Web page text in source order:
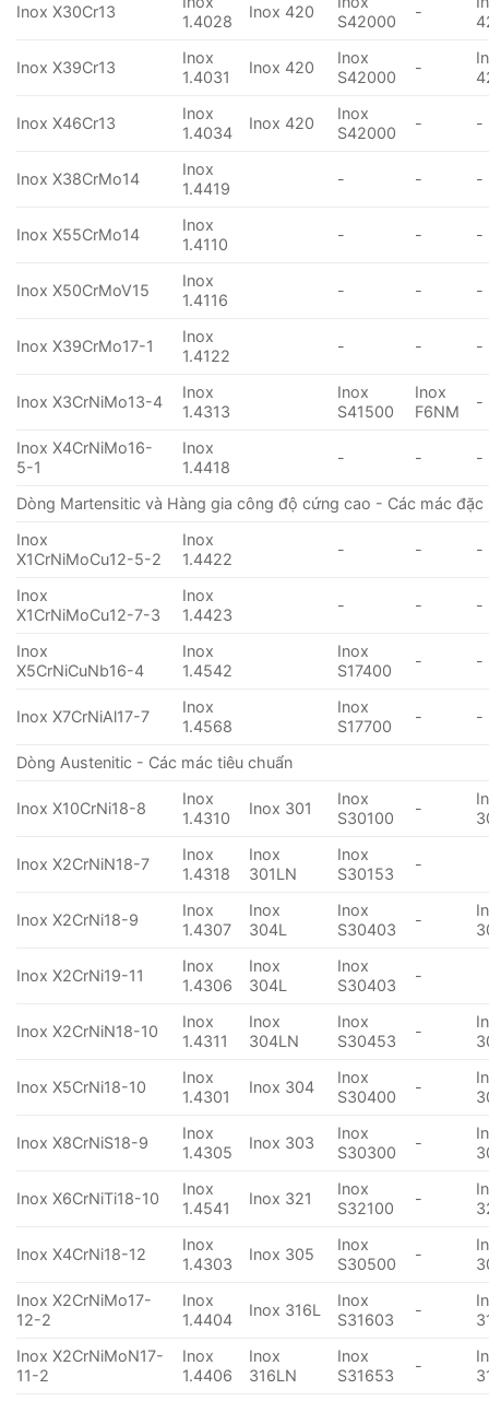
Inox X30Cr13
1.4028
Inox 420
S42000
-
Inox X39Cr13
Inox
1.4031
Inox 420
Inox
S42000
-
Inox X46Cr13
Inox
1.4034
Inox 420
Inox
S42000
- -
Inox X38CrMo14
Inox
1.4419
- - -
Inox X55CrMo14
Inox
1.4110
- - -
Inox X50CrMoV15
Inox
1.4116
- - -
Inox X39CrMo17-1
Inox
1.4122
- - -
Inox X3CrNiMo13-4
Inox
1.4313
Inox
S41500
Inox
F6NM
-
Inox X4CrNiMo16-
5-1
Inox
1.4418
- - -
Dòng Martensitic và Hàng gia công độ cứng cao - Các mác đặc
Inox
X1CrNiMoCu12-5-2
Inox
1.4422
- - -
Inox
X1CrNiMoCu12-7-3
Inox
1.4423
- - -
Inox
X5CrNiCuNb16-4
Inox
1.4542
Inox
S17400
- -
Inox X7CrNiAl17-7
Inox
1.4568
Inox
S17700
- -
Dòng Austenitic - Các mác tiêu chuẩn
Inox X10CrNi18-8
Inox
1.4310
Inox 301
Inox
S30100
-
Inox X2CrNiN18-7
Inox
1.4318
Inox
301LN
Inox
S30153
-
Inox X2CrNi18-9
Inox
1.4307
Inox
304L
Inox
S30403
-
Inox X2CrNi19-11
Inox
1.4306
Inox
304L
Inox
S30403
-
Inox X2CrNiN18-10
Inox
1.4311
Inox
304LN
Inox
S30453
-
Inox X5CrNi18-10
Inox
1.4301
Inox 304
Inox
S30400
-
Inox X8CrNiS18-9
Inox
1.4305
Inox 303
Inox
S30300
-
Inox X6CrNiTi18-10
Inox
1.4541
Inox 321
Inox
S32100
-
Inox X4CrNi18-12
Inox
1.4303
Inox 305
Inox
S30500
-
Inox X2CrNiMo17-
12-2
Inox
1.4404
Inox 316L
Inox
S31603
-
Inox X2CrNiMoN17-
11-2
Inox
1.4406
Inox
316LN
Inox
S31653
-